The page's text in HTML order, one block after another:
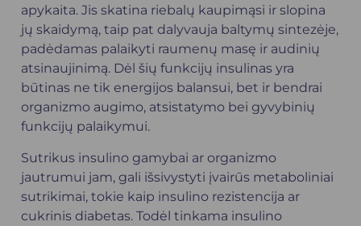
apykaita. Jis skatina riebalų kaupimąsi ir slopina
jų skaidymą, taip pat dalyvauja baltymų sintezėje,
padėdamas palaikyti raumenų masę ir audinių
atsinaujinimą. Dėl šių funkcijų insulinas yra
būtinas ne tik energijos balansui, bet ir bendrai
organizmo augimo, atsistatymo bei gyvybinių
funkcijų palaikymui.
Sutrikus insulino gamybai ar organizmo
jautrumui jam, gali išsivystyti įvairūs metaboliniai
sutrikimai, tokie kaip insulino rezistencija ar
cukrinis diabetas. Todėl tinkama insulino